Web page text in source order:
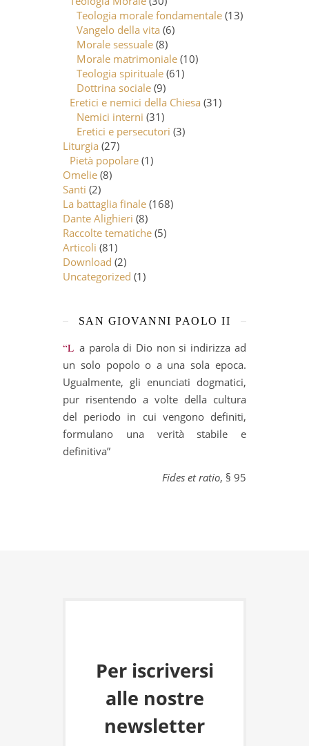
Teologia morale fondamentale (13)
Vangelo della vita (6)
Morale sessuale (8)
Morale matrimoniale (10)
Teologia spirituale (61)
Dottrina sociale (9)
Eretici e nemici della Chiesa (31)
Nemici interni (31)
Eretici e persecutori (3)
Liturgia (27)
Pietà popolare (1)
Omelie (8)
Santi (2)
La battaglia finale (168)
Dante Alighieri (8)
Raccolte tematiche (5)
Articoli (81)
Download (2)
Uncategorized (1)
SAN GIOVANNI PAOLO II
“La parola di Dio non si indirizza ad
un solo popolo o a una sola epoca.
Ugualmente, gli enunciati dogmatici,
pur risentendo a volte della cultura
del periodo in cui vengono definiti,
formulano una verità stabile e
definitiva”
Fides et ratio, § 95
Per iscriversi
alle nostre
newsletter